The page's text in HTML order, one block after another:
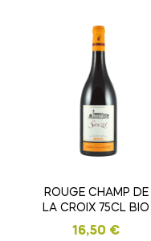
ROUGE CHAMP DE
LA CROIX 75CL BIO
16,50 €